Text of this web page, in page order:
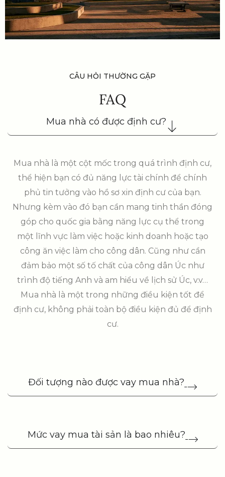
CÂU HỎI THƯỜNG GẶP
FAQ
Mua nhà có được định cư?
Mua nhà là một cột mốc trong quá trình định cư,
thể hiện bạn có đủ năng lực tài chính để chính
phủ tin tưởng vào hồ sơ xin định cư của bạn.
Nhưng kèm vào đó bạn cần mang tinh thần đóng
góp cho quốc gia bằng năng lực cụ thể trong
một lĩnh vực làm việc hoặc kinh doanh hoặc tạo
công ăn việc làm cho công dân. Cũng như cần
đảm bảo một số tố chất của công dân Úc như
trình độ tiếng Anh và am hiểu về lịch sử Úc, v.v…
Mua nhà là một trong những điều kiện tốt để
định cư, không phải toàn bộ điều kiện đủ để định
cư.
Đối tượng nào được vay mua nhà?
Mức vay mua tài sản là bao nhiêu?